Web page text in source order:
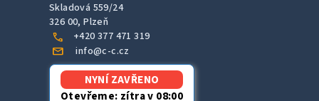
Skladová 559/24
326 00, Plzeň
call +420 377 471 319
mail info@c-c.cz
NYNÍ ZAVŘENO
Otevřeme: zítra v 08:00